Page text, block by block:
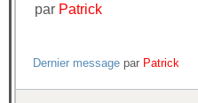
par Patrick
Dernier message par Patrick